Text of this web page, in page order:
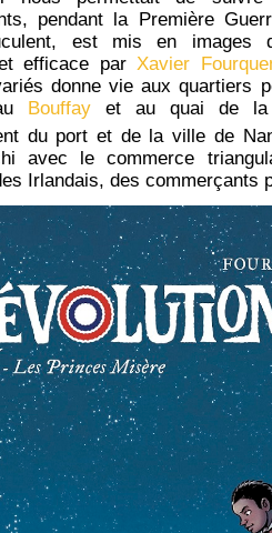
pendant la Première
est mis en images
efficace parXavier
donne vie aux quartiers
Bouffay et au quai de la
du port et de la ville de
avec le commerce
Irlandais, des commerçants